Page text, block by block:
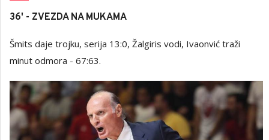
36' - ZVEZDA NA MUKAMA
Šmits daje trojku, serija 13:0, Žalgiris vodi, Ivaonvić traži
minut odmora - 67:63.